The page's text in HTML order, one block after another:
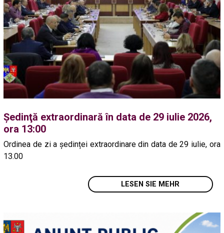
Ședinţă extraordinară în data de 29 iulie 2026,
ora 13:00
Ordinea de zi a ședinței extraordinare din data de 29 iulie, ora
13.00
LESEN SIE MEHR